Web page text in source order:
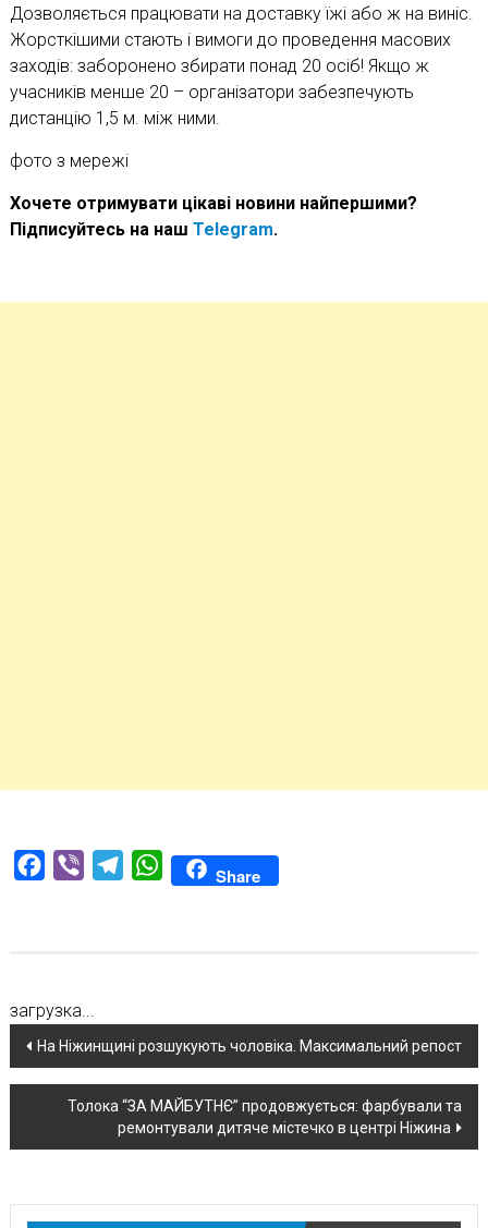
Дозволяється працювати на доставку їжі або ж на виніс.
Жорсткішими стають і вимоги до проведення масових
заходів: заборонено збирати понад 20 осіб! Якщо ж
учасників менше 20 – організатори забезпечують
дистанцію 1,5 м. між ними.
фото з мережі
Хочете отримувати цікаві новини найпершими?
Підписуйтесь на наш Telegram.
Facebook
Viber TelegramWhatsAppShare
загрузка...
Навігація
по
новині
На Ніжинщині розшукують чоловіка. Максимальний репост
Толока “ЗА МАЙБУТНЄ” продовжується: фарбували та
ремонтували дитяче містечко в центрі Ніжина